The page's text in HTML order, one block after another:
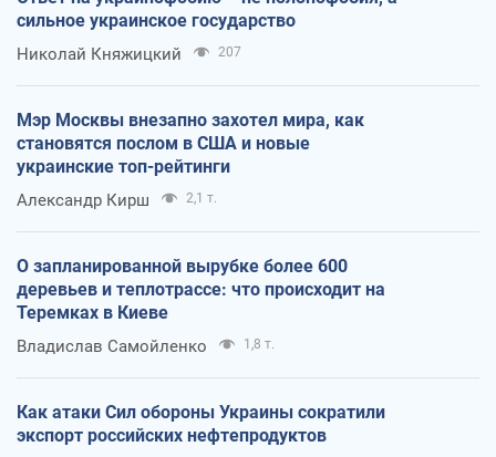
сильное украинское государство
Николай Княжицкий 207
Мэр Москвы внезапно захотел мира, как
становятся послом в США и новые
украинские топ-рейтинги
Александр Кирш 2,1 т.
О запланированной вырубке более 600
деревьев и теплотрассе: что происходит на
Теремках в Киеве
Владислав Самойленко 1,8 т.
Как атаки Сил обороны Украины сократили
экспорт российских нефтепродуктов